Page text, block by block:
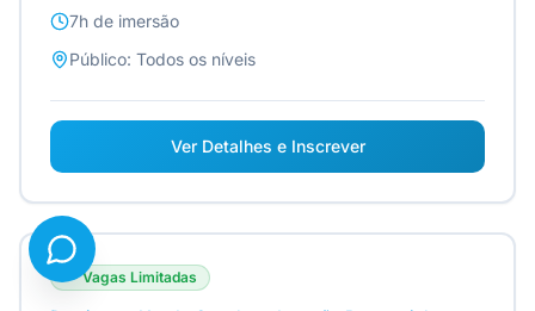
7h de imersão
Público: Todos os níveis
Ver Detalhes e Inscrever
Vagas Limitadas